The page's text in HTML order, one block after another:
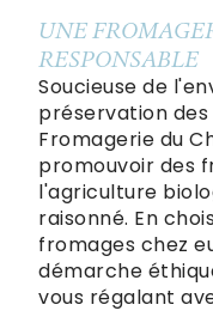
UNE
RESPONSABLE
Soucieuse de
préservation
Fromagerie du
promouvoir des
l'agriculture
raisonné. En
fromages chez
démarche
vous régalant